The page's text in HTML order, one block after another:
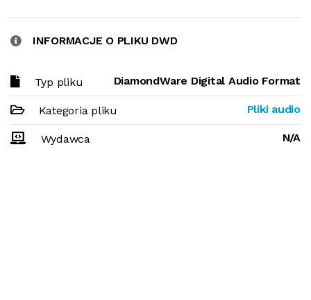
INFORMACJE O PLIKU DWD
Typ pliku DiamondWare Digital Audio Format
Kategoria pliku Pliki audio
Wydawca N/A